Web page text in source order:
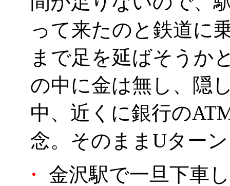
って来たのと鉄道に
まで足を延ばそうか
の中に金は無し、隠
中、近くに銀行の
念。そのままUター
・
金沢駅で一旦下車